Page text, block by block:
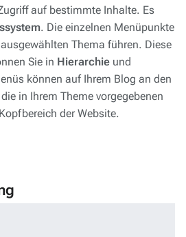
auf bestimmte Inhalte. Es
. Die einzelnen Menüpunkte
Thema führen. Diese
Sie in Hierarchie und
können auf Ihrem Blog an den
in Ihrem Theme vorgegebenen
der Website.